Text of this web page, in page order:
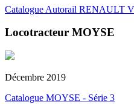
Catalogue Autorail RENAULT
Locotracteur MOYSE
Décembre 2019
Catalogue MOYSE - Série 3